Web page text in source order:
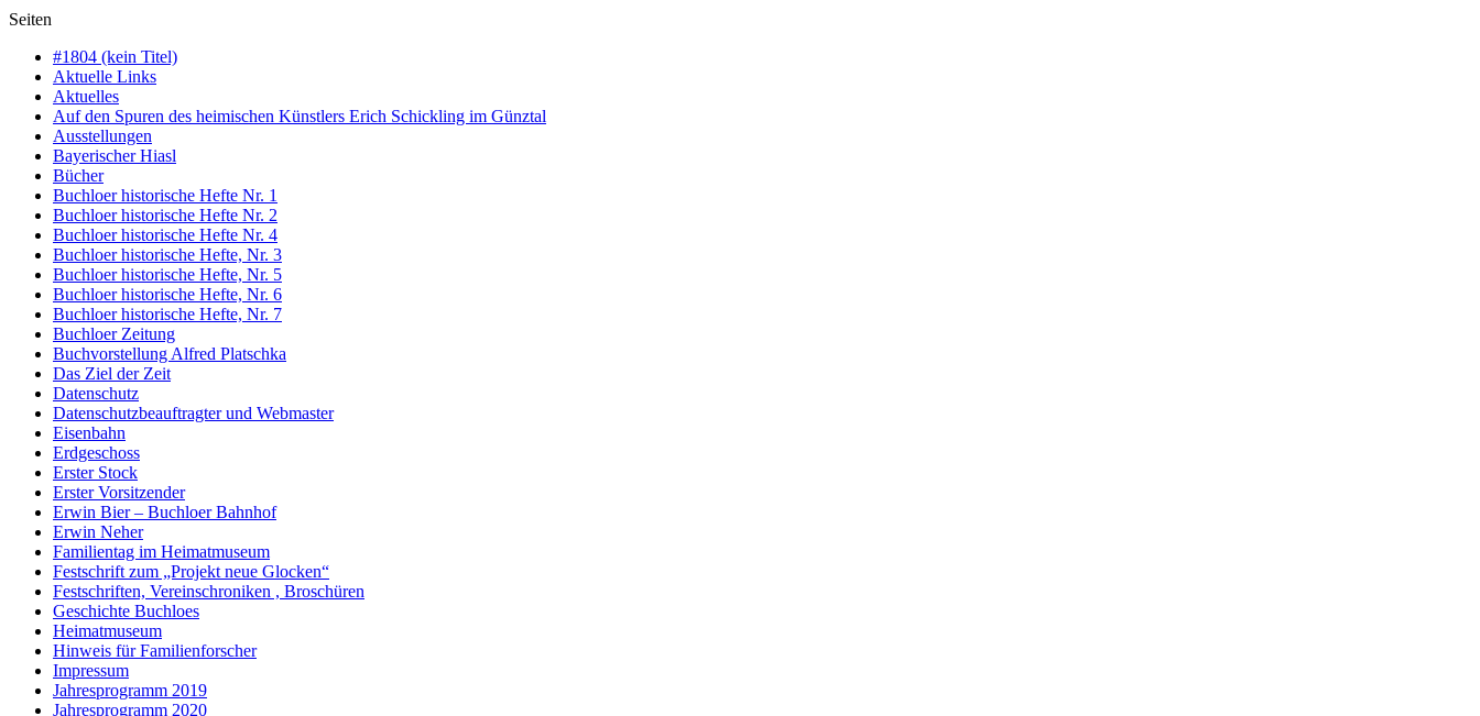
Seiten
#1804 (kein Titel)
Aktuelle Links
Aktuelles
Auf den Spuren des heimischen Künstlers Erich Schickling im Günztal
Ausstellungen
Bayerischer Hiasl
Bücher
Buchloer historische Hefte Nr. 1
Buchloer historische Hefte Nr. 2
Buchloer historische Hefte Nr. 4
Buchloer historische Hefte, Nr. 3
Buchloer historische Hefte, Nr. 5
Buchloer historische Hefte, Nr. 6
Buchloer historische Hefte, Nr. 7
Buchloer Zeitung
Buchvorstellung Alfred Platschka
Das Ziel der Zeit
Datenschutz
Datenschutzbeauftragter und Webmaster
Eisenbahn
Erdgeschoss
Erster Stock
Erster Vorsitzender
Erwin Bier – Buchloer Bahnhof
Erwin Neher
Familientag im Heimatmuseum
Festschrift zum „Projekt neue Glocken“
Festschriften, Vereinschroniken , Broschüren
Geschichte Buchloes
Heimatmuseum
Hinweis für Familienforscher
Impressum
Jahresprogramm 2019
Jahresprogramm 2020